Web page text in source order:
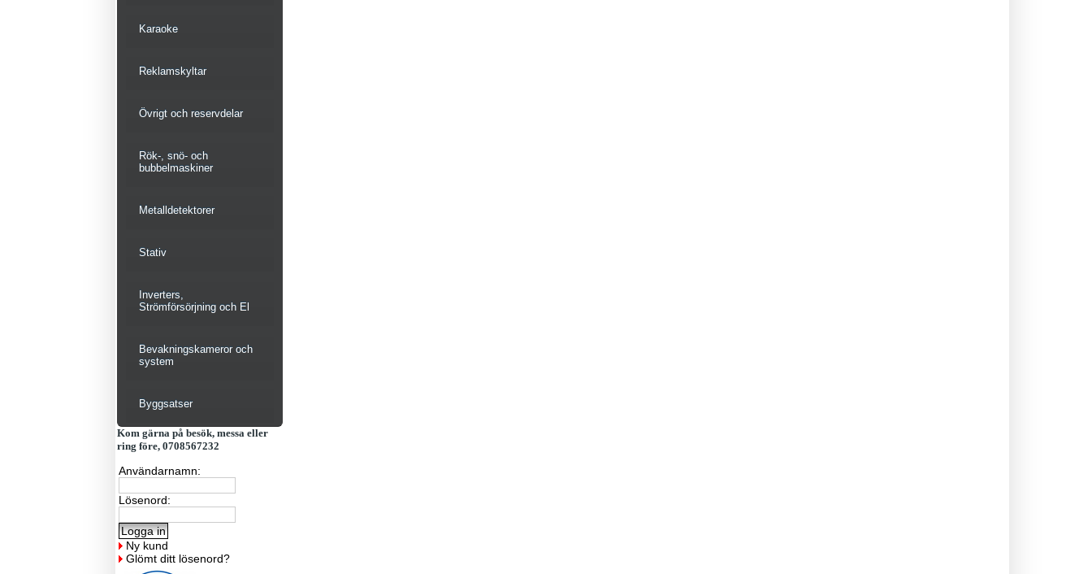
Karaoke
Reklamskyltar
Övrigt och reservdelar
Rök-, snö- och
bubbelmaskiner
Metalldetektorer
Stativ
Inverters,
Strömförsörjning och El
Bevakningskameror och
system
Byggsatser
Kom gärna på besök, messa eller
ring före, 0708567232
Användarnamn:
Lösenord:
Ny kund
Glömt ditt lösenord?